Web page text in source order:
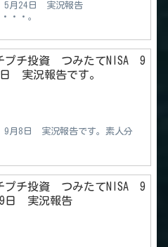
5月24日 実況報告
・・。
プチ投資 つみたてNISA 9
実況報告です。
月8日 実況報告です。素人分
プチ投資 つみたてNISA 9
日 実況報告